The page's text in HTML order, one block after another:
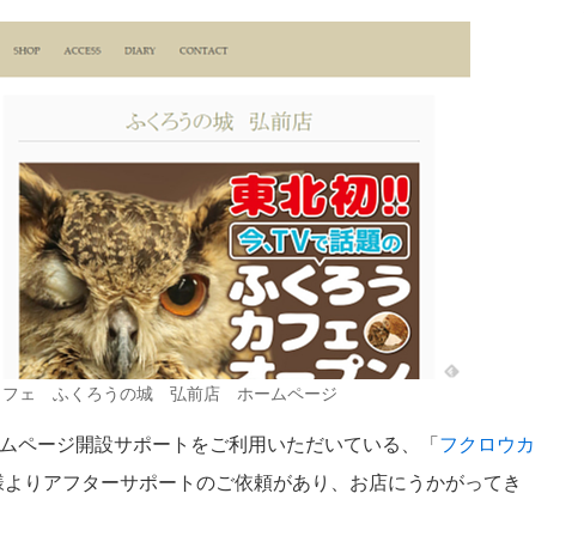
フェ ふくろうの城 弘前店 ホームページ
ページ開設サポートをご利用いただいている、「 フクロウカ
よりアフターサポートのご依頼があり、お店にうかがってき